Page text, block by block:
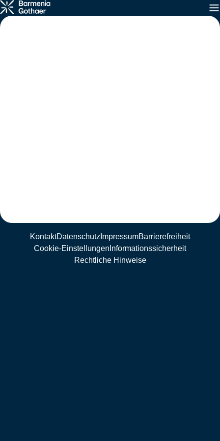
KontaktDatenschutz ImpressumBarrierefreiheit
Cookie-Einstellungen Informationssicherheit
Rechtliche Hinweise